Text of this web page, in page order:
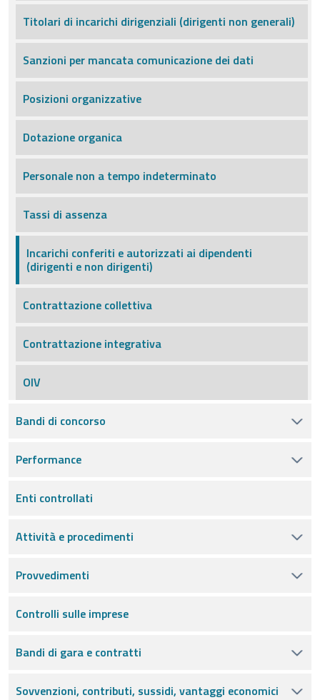
Titolari di incarichi dirigenziali (dirigenti non generali)
Sanzioni per mancata comunicazione dei dati
Posizioni organizzative
Dotazione organica
Personale non a tempo indeterminato
Tassi di assenza
Incarichi conferiti e autorizzati ai dipendenti
(dirigenti e non dirigenti)
Contrattazione collettiva
Contrattazione integrativa
OIV
Bandi di concorso
Performance
Enti controllati
Attività e procedimenti
Provvedimenti
Controlli sulle imprese
Bandi di gara e contratti
Sovvenzioni, contributi, sussidi, vantaggi economici